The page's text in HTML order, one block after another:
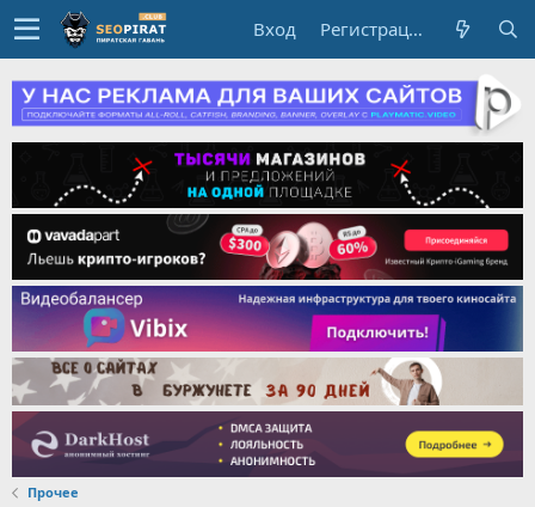
Вход Регистрация
Прочее